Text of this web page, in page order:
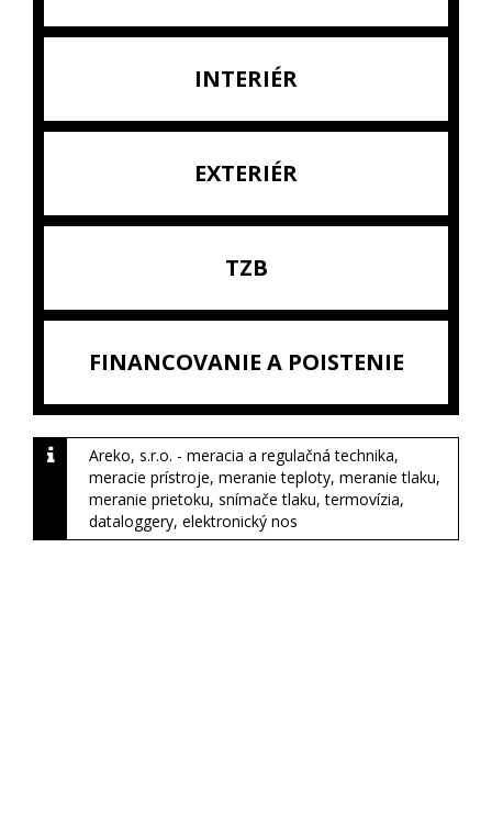
INTERIÉR
EXTERIÉR
TZB
FINANCOVANIE A POISTENIE
Areko, s.r.o. - meracia a regulačná technika,
meracie prístroje, meranie teploty, meranie tlaku,
meranie prietoku, snímače tlaku, termovízia,
dataloggery, elektronický nos